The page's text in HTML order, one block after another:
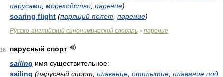
парусами мореходство парение)
soaring flight (парящий полет парение)
Русско-английский синонимический словарь > парение
16
парусный спорт
sailing имя существительное:
sailing (парусный спорт, плавание отплытие плавание под